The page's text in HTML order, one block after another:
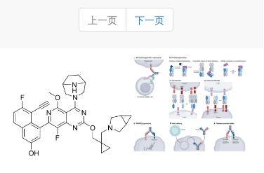
靶点药理机制的金标准化学探
针。
上一页 下一页